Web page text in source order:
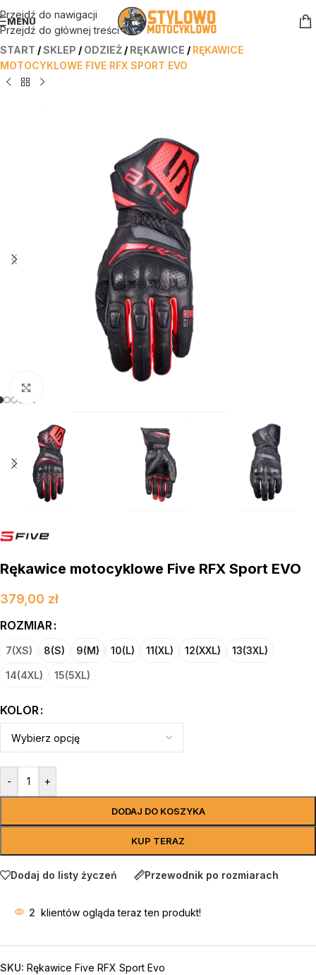
Przejdź do nawigacji
Przejdź do głównej treści
MENU
START /SKLEP / ODZIEŻ / RĘKAWICE / RĘKAWICE
MOTOCYKLOWE FIVE RFX SPORT EVO
Rękawice motocyklowe Five RFX Sport EVO
379,00 zł
ROZMIAR
7(XS) 8(S) 9(M) 10(L) 11(XL) 12(XXL) 13(3XL)
14(4XL) 15(5XL)
KOLOR
- +
DODAJ DO KOSZYKA
KUP TERAZ
Dodaj do listy życzeń Przewodnik po rozmiarach
2 klientów ogląda teraz ten produkt!
SKU: Rękawice Five RFX Sport Evo